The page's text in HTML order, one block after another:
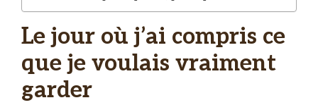
Le jour où j’ai compris ce
que je voulais vraiment
garder